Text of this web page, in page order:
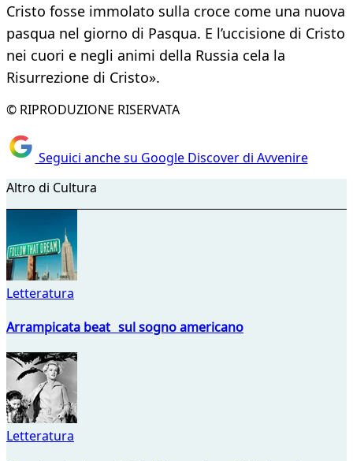
Cristo fosse immolato sulla croce come una nuova
pasqua nel giorno di Pasqua. E l’uccisione di Cristo
nei cuori e negli animi della Russia cela la
Risurrezione di Cristo».
© RIPRODUZIONE RISERVATA
Seguici anche su Google Discover di Avvenire
Altro di Cultura
Letteratura
Arrampicata beat sul sogno americano
Letteratura